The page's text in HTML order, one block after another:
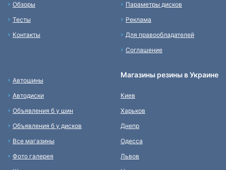
Обзоры
Тесты
Контакты
Параметры дисков
Реклама
Для правообладателей
Соглашение
Автошины
Автодиски
Объявления б у шин
Объявления б у дисков
Все магазины
Фото галерея
Магазины резины в Украине
Киев
Харьков
Днепр
Одесса
Львов